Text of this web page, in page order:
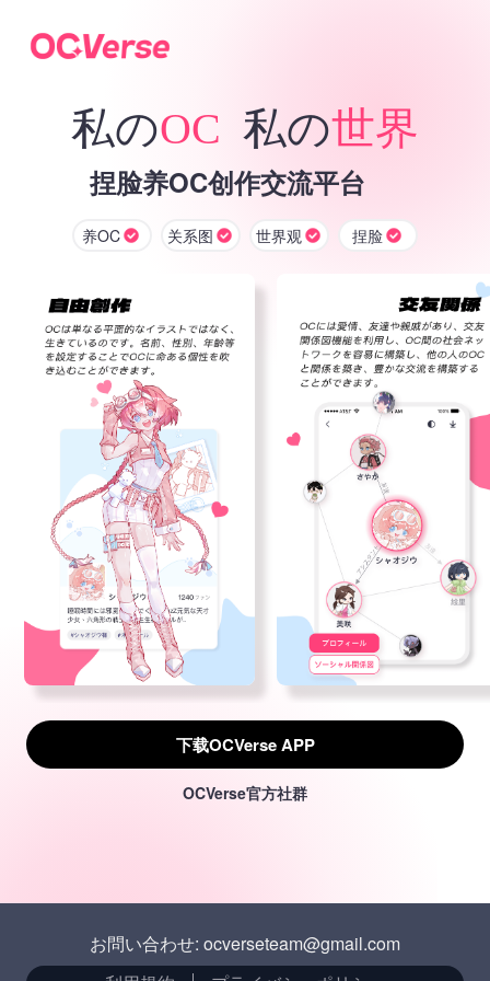
私のOC 私の世界
捏脸养OC创作交流平台
养OC 关系图 世界观 捏脸
下载OCVerse APP
OCVerse官方社群
お問い合わせ: ocverseteam@gmail.com